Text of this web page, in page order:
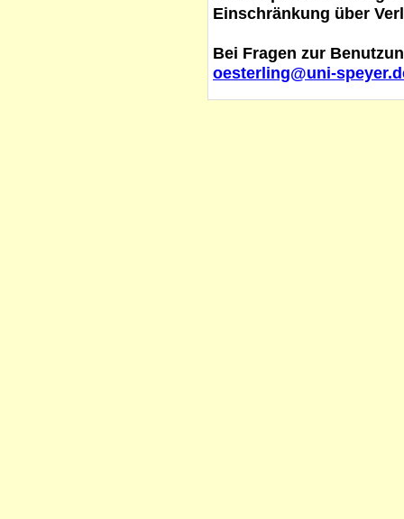
Einschränkung über
Bei Fragen zur
oesterling@uni-